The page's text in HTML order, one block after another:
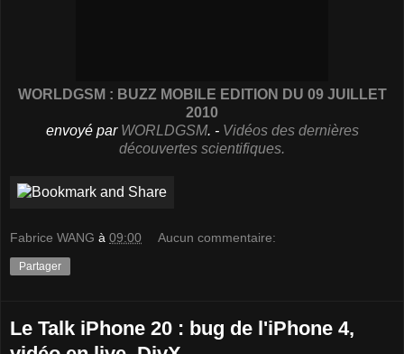
WORLDGSM : BUZZ MOBILE EDITION DU 09 JUILLET
2010
envoyé par WORLDGSM. - Vidéos des dernières
découvertes scientifiques.
Fabrice WANG à 09:00 Aucun commentaire:
Partager
Le Talk iPhone 20 : bug de l'iPhone 4,